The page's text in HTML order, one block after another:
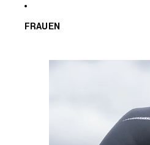
FRAUEN